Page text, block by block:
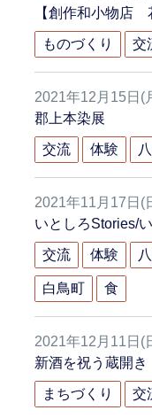
【創作和小物店
ものづくり 交
2021年12月15日(
郡上本染展
交流 体験
2021年11月17日(
いとしろStories/
交流 体験
白鳥町 食
2021年12月11日(
新酒を祝う蔵開き
まちづくり 交